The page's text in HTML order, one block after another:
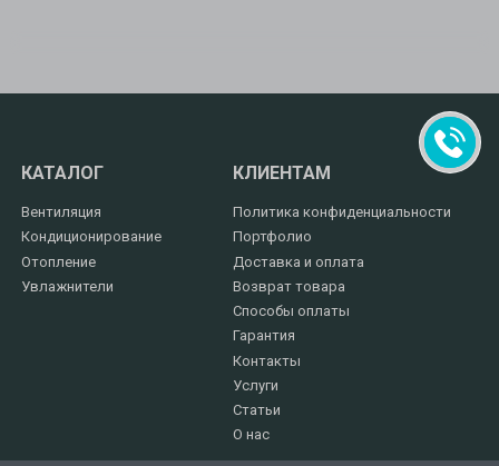
КАТАЛОГ
Вентиляция
Кондиционирование
Отопление
Увлажнители
КЛИЕНТАМ
Политика конфиденциальности
Портфолио
Доставка и оплата
Возврат товара
Способы оплаты
Гарантия
Контакты
Услуги
Статьи
О нас